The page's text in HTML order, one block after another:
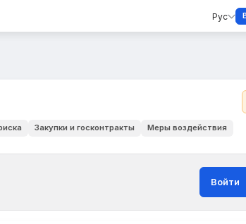
Рус
Закупки и госконтракты
Меры воздействия
Войти